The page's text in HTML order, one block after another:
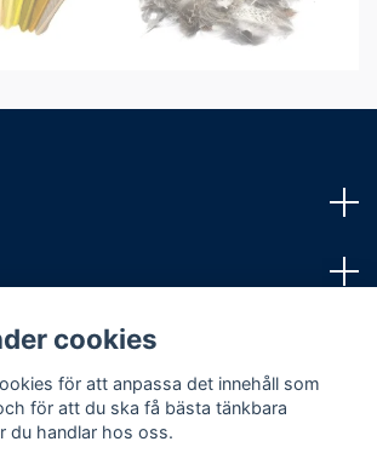
cookies
för att anpassa det innehåll som
för att du ska få bästa tänkbara
du handlar hos oss.